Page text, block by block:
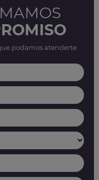
podamos atenderte